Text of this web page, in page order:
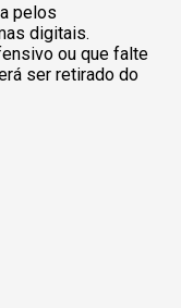
pelos
digitais.
ou que falte
ser retirado do